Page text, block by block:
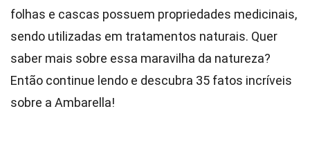
folhas e cascas possuem propriedades medicinais,
sendo utilizadas em tratamentos naturais. Quer
saber mais sobre essa maravilha da natureza?
Então continue lendo e descubra 35 fatos incríveis
sobre a Ambarella!